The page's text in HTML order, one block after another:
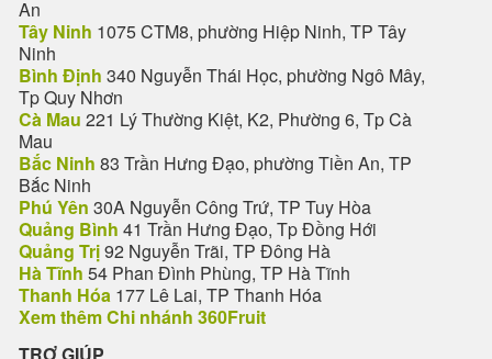
An
Tây Ninh 1075 CTM8, phường Hiệp Ninh, TP Tây
Ninh
Bình Định 340 Nguyễn Thái Học, phường Ngô Mây,
Tp Quy Nhơn
Cà Mau 221 Lý Thường Kiệt, K2, Phường 6, Tp Cà
Mau
Bắc Ninh 83 Trần Hưng Đạo, phường Tiền An, TP
Bắc Ninh
Phú Yên 30A Nguyễn Công Trứ, TP Tuy Hòa
Quảng Bình 41 Trần Hưng Đạo, Tp Đồng Hới
Quảng Trị92 Nguyễn Trãi, TP Đông Hà
Hà Tĩnh 54 Phan Đình Phùng, TP Hà Tĩnh
Thanh Hóa 177 Lê Lai, TP Thanh Hóa
Xem thêm Chi nhánh 360Fruit